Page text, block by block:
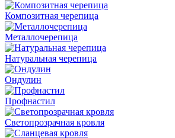
Композитная черепица
Металлочерепица
Натуральная черепица
Ондулин
Профнастил
Светопрозрачная кровля